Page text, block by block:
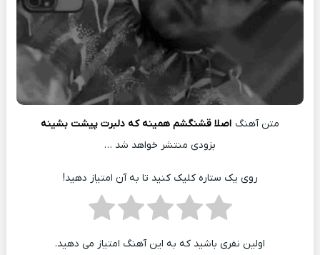
متن آهنگ اصلا قشنگشم همینه که دلبرت پیشت بشینه
بزودی منتشر خواهد شد …
روی یک ستاره کلیک کنید تا به آن امتیاز دهید!
اولین نفری باشید که به این آهنگ امتیاز می دهید.